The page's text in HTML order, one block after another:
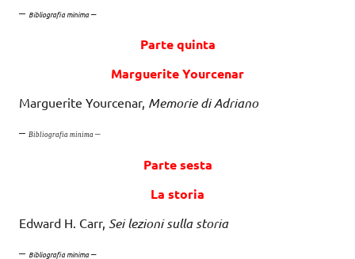
– Bibliografia minima–
Parte quinta
Marguerite Yourcenar
Marguerite Yourcenar, Memorie di Adriano
– Bibliografia minima –
Parte sesta
La storia
Edward H. Carr, Sei lezioni sulla storia
– Bibliografia minima–